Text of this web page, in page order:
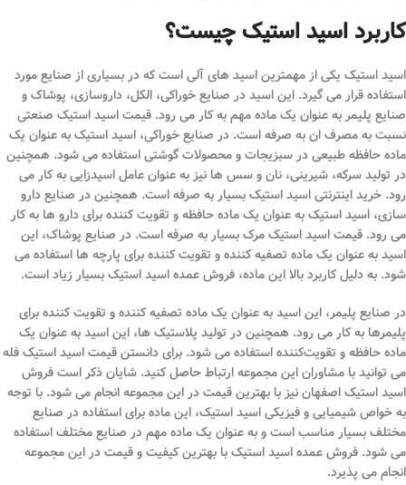
کاربرد اسید استیک چیست؟
اسید استیک یکی از مهمترین اسید های آلی است که در بسیاری از صنایع مورد
استفاده قرار می‌ گیرد. این اسید در صنایع خوراکی، الکل، داروسازی، پوشاک و
صنایع پلیمر به عنوان یک ماده مهم به کار می‌ رود. قیمت اسید استیک صنعتی
نسبت به مصرف ان به صرفه است. در صنایع خوراکی، اسید استیک به عنوان یک
ماده حافظه طبیعی در سبزیجات و محصولات گوشتی استفاده می ‌شود. همچنین
در تولید سرکه، شیرینی، نان و سس‌ ها نیز به عنوان عامل اسیدزایی به کار می‌
رود. خرید اینترنتی اسید استیک بسیار به صرفه است. همچنین در صنایع دارو
سازی، اسید استیک به عنوان یک ماده حافظه و تقویت‌ کننده برای دارو ها به کار
می ‌رود. قیمت اسید استیک مرک بسیار به صرفه است. در صنایع پوشاک، این
اسید به عنوان یک ماده تصفیه‌ کننده و تقویت ‌کننده برای پارچه‌ ها استفاده می
‌شود. به دلیل کاربرد بالا این ماده، فروش عمده اسید استیک بسیار زیاد است.
در صنایع پلیمر، این اسید به عنوان یک ماده تصفیه ‌کننده و تقویت ‌کننده برای
پلیمرها به کار می ‌رود. همچنین در تولید پلاستیک ‌ها، این اسید به عنوان یک
ماده حافظه و تقویت‌کننده استفاده می ‌شود. برای دانستن قیمت اسید استیک فله
می توانید با مشاوران این مجموعه ارتباط حاصل کنید. شایان ذکر است فروش
اسید استیک اصفهان نیز با بهترین قیمت در این مجموعه انجام می شود. با توجه
به خواص شیمیایی و فیزیکی اسید استیک، این ماده برای استفاده در صنایع
مختلف بسیار مناسب است و به عنوان یک ماده مهم در صنایع مختلف استفاده
می‌ شود. فروش عمده اسید استیک با بهترین کیفیت و قیمت در این مجموعه
انجام می پذیرد.